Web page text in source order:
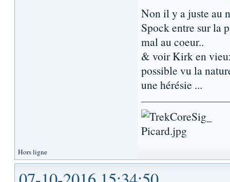
Non il y a juste au
Spock entre sur la
mal au coeur..
& voir Kirk en
possible vu la
une hérésie ...
Hors ligne